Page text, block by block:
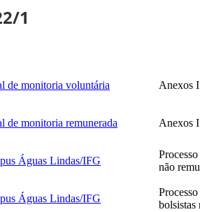
1
de monitoria voluntária Anexos
de monitoria remunerada Anexos
Águas Lindas/IFG
não
Águas Lindas/IFG
bolsistas